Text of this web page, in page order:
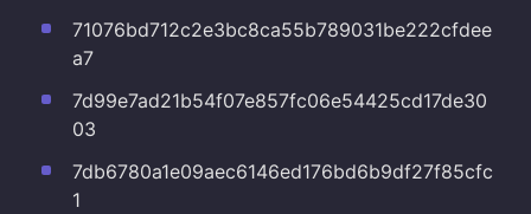
71076bd712c2e3bc8ca55b789031be222cfdee
a7
7d99e7ad21b54f07e857fc06e54425cd17de30
03
7db6780a1e09aec6146ed176bd6b9df27f85cfc
1